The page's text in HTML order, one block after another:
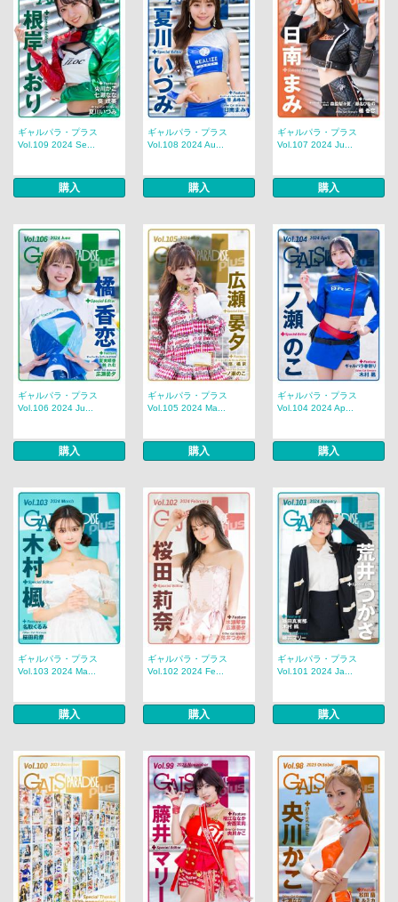
ギャルパラ・プラス
Vol.109 2024 Se...
購入
ギャルパラ・プラス
Vol.108 2024 Au...
購入
ギャルパラ・プラス
Vol.107 2024 Ju...
購入
ギャルパラ・プラス
Vol.106 2024 Ju...
購入
ギャルパラ・プラス
Vol.105 2024 Ma...
購入
ギャルパラ・プラス
Vol.104 2024 Ap...
購入
ギャルパラ・プラス
Vol.103 2024 Ma...
購入
ギャルパラ・プラス
Vol.102 2024 Fe...
購入
ギャルパラ・プラス
Vol.101 2024 Ja...
購入